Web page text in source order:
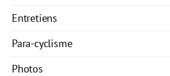
Entretiens
Para-cyclisme
Photos